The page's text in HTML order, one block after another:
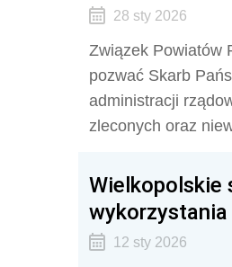
28 sty 2026
Związek Powiatów
pozwać Skarb
administracji
zleconych oraz
Wielkopolskie
12 sty 2026